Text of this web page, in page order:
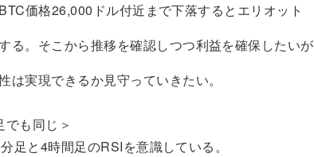
価格26,000ドル付近まで下落するとエリオット
る。そこから推移を確認しつつ利益を確保したいが
は実現できるか見守っていきたい。
でも同じ＞
足と4時間足のRSIを意識している。